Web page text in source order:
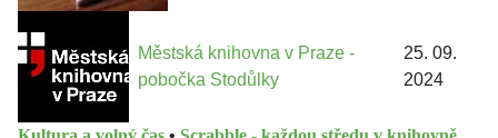
Městská knihovna v Praze -
pobočka Stodůlky
25. 09.
2024